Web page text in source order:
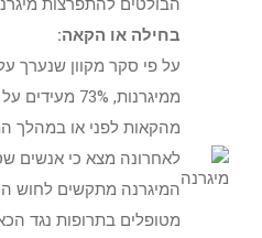
הבולטים להתפרצות
בחילה או הקאה:
מהקאות לפני או במהלך
לאחרונה מצא כי אנשים
המיגרנה מתקשים לחוש
מטופלים בתרופות נגד